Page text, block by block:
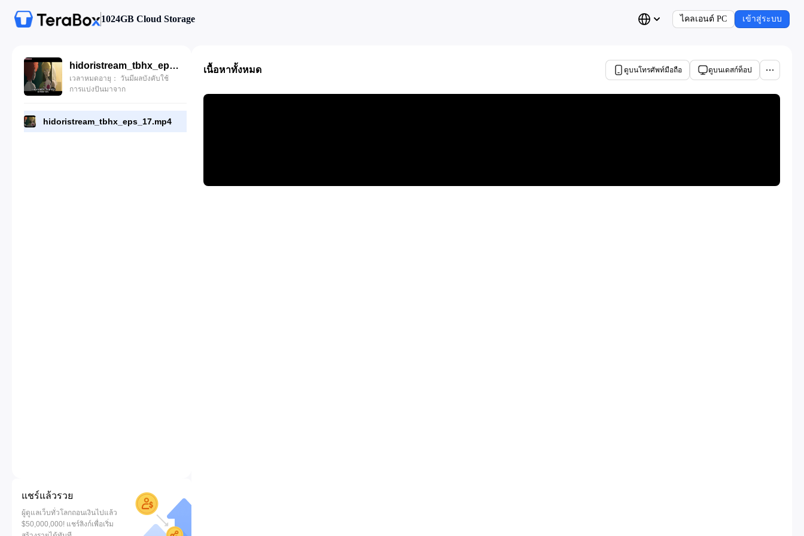
1024GB Cloud Storage ไคลเอนต์ PC เข้าสู่ระบบ
hidoristream_tbhx_eps_17.mp4
เวลาหมดอายุ： วันมีผลบังคับใช้
การแบ่งปันมาจาก
hidoristream_tbhx_eps_17.mp4
แชร์แล้วรวย
ผู้ดูแลเว็บทั่วโลกถอนเงินไปแล้ว
$50,000,000! แชร์ลิงก์เพื่อเริ่ม
เนื้อหาทั้งหมด ดูบนโทรศัพท์มือถือ ดูบนเดสก์ท็อป